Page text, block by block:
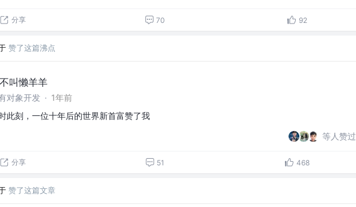
分享 70 92
赞了这篇沸点
叫懒羊羊
对象开发 · 1年前
此刻，一位十年后的世界新首富赞了我
等人赞过
分享 51 468
赞了这篇文章